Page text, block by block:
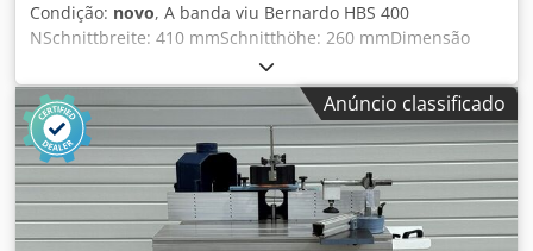
Condição: novo, A banda viu Bernardo HBS 400
NSchnittbreite: 410 mmSchnitthöhe: 260 mmDimensão
banda larga: 3345 x 25 x 0,6 - 3 ZpZSägebandbreite: 9,5 -
37 mmSchnittschwindigkeit: 420 / 840 m/minTisch
dimensão: 450 x 560 mmAltura da mesa: 890
mmInclinação da mesa da serra: -5 a 45°Conexão de
aspiração: Ø 2x 100 mm Potência de saída do motor: S1
1002 kW (3.0 PS)Potência de entrada do motor: S6 400 kW
(4.0 PS)Tensão: 400 dimensões VMachine: (L x P x A x A) 875
x 740 x 1740 mm Peso aprox. 132 kg Djdod Tcakjpfx Aixswa
Anúncio classificado